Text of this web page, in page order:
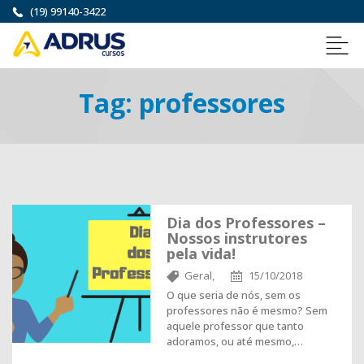
(19) 99140-3422
Tag: professores
Dia dos Professores –
Nossos instrutores
pela vida!
Geral,
15/10/2018
O que seria de nós, sem os
professores não é mesmo? Sem
aquele professor que tanto
adoramos, ou até mesmo,…